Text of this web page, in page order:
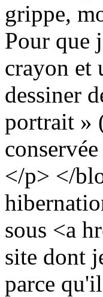
grippe,
Pour que
crayon et
dessiner
portrait »
</p> </
sous <a
site dont
parce